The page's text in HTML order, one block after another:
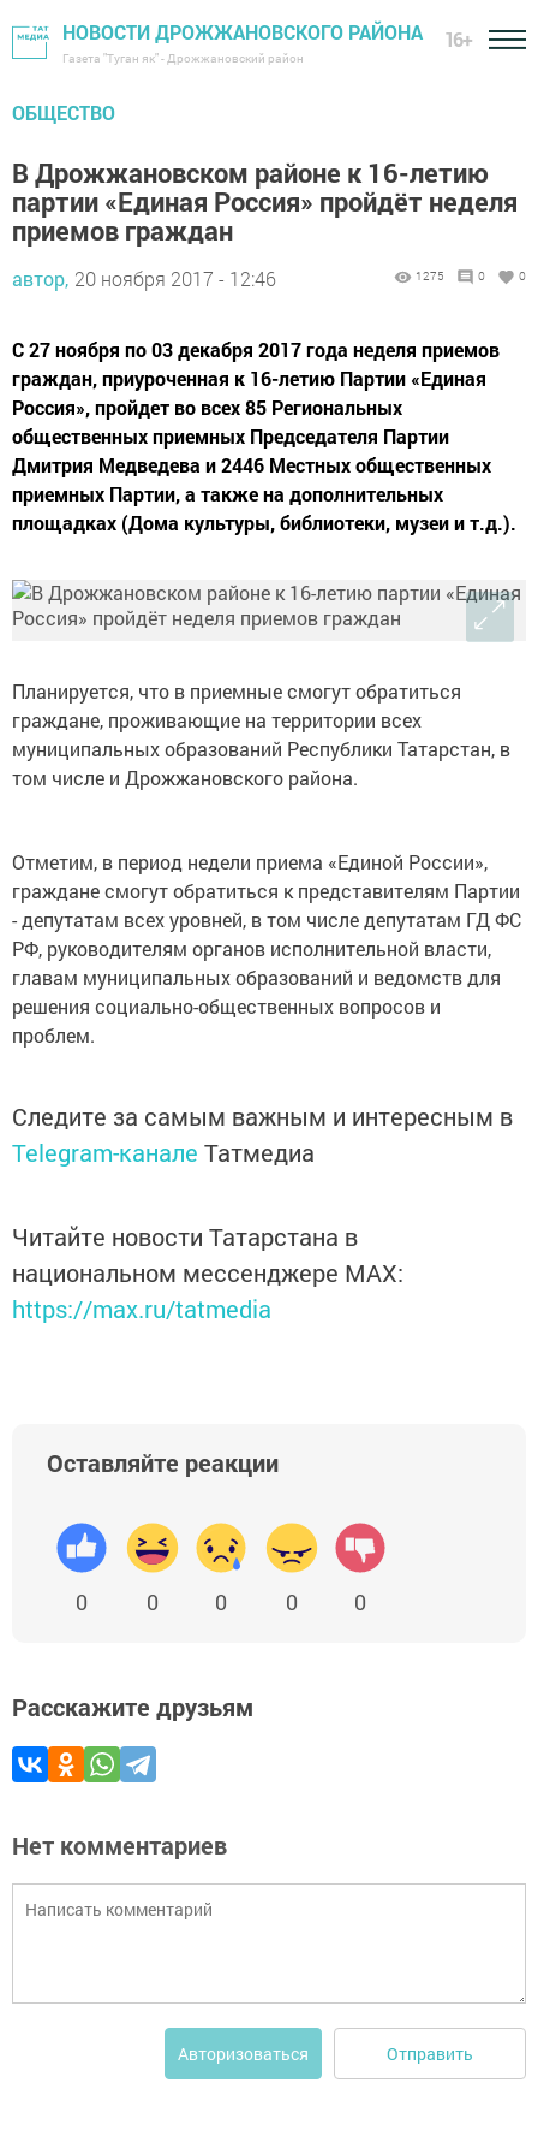
НОВОСТИ ДРОЖЖАНОВСКОГО РАЙОНА
Газета "Туган як" - Дрожжановский район
16+
ОБЩЕСТВО
В Дрожжановском районе к 16-летию
партии «Единая Россия» пройдёт неделя
приемов граждан
автор, 20 ноября 2017 - 12:46 1275 0 0
С 27 ноября по 03 декабря 2017 года неделя приемов
граждан, приуроченная к 16-летию Партии «Единая
Россия», пройдет во всех 85 Региональных
общественных приемных Председателя Партии
Дмитрия Медведева и 2446 Местных общественных
приемных Партии, а также на дополнительных
площадках (Дома культуры, библиотеки, музеи и т.д.).
Планируется, что в приемные смогут обратиться
граждане, проживающие на территории всех
муниципальных образований Республики Татарстан, в
том числе и Дрожжановского района.
Отметим, в период недели приема «Единой России»,
граждане смогут обратиться к представителям Партии
- депутатам всех уровней, в том числе депутатам ГД ФС
РФ, руководителям органов исполнительной власти,
главам муниципальных образований и ведомств для
решения социально-общественных вопросов и
проблем.
Следите за самым важным и интересным в
Telegram-канале Татмедиа
Читайте новости Татарстана в
национальном мессенджере MАХ:
https://max.ru/tatmedia
Оставляйте реакции
0 0 0 0 0
Расскажите друзьям
Нет комментариев
Авторизоваться Отправить